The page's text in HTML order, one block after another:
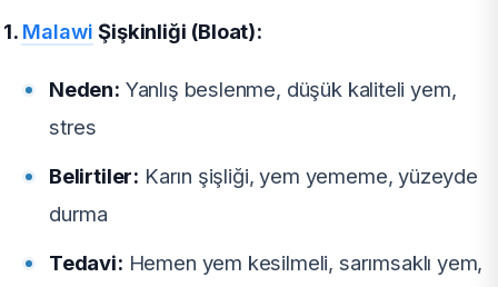
1. Malawi Şişkinliği (Bloat):
Neden: Yanlış beslenme, düşük kaliteli yem,
stres
Belirtiler: Karın şişliği, yem yememe, yüzeyde
durma
Tedavi: Hemen yem kesilmeli, sarımsaklı yem,